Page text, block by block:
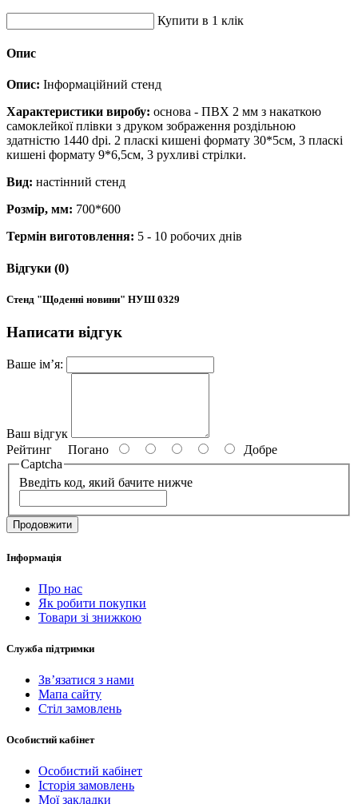
Купити в 1 клік
Опис
Опис: Інформаційний стенд
Характеристики виробу: основа - ПВХ 2 мм з накаткою
самоклейкої плівки з друком зображення роздільною
здатністю 1440 dpi. 2 пласкі кишені формату 30*5см, 3 пласкі
кишені формату 9*6,5см, 3 рухливі стрілки.
Вид: настінний стенд
Розмір, мм: 700*600
Термін виготовлення: 5 - 10 робочих днів
Відгуки (0)
Стенд "Щоденні новини" НУШ 0329
Написати відгук
Ваше ім’я:
Ваш відгук
Рейтинг Погано
Добре
Captcha
Введіть код, який бачите нижче
Продовжити
Інформація
Про нас
Як робити покупки
Товари зі знижкою
Служба підтримки
Зв’язатися з нами
Мапа сайту
Стіл замовлень
Особистий кабінет
Особистий кабінет
Історія замовлень
Мої закладки